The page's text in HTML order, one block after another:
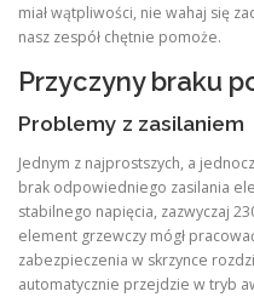
miał wątpliwości, nie wahaj się
nasz zespół chętnie pomoże.
Przyczyny braku
Problemy z zasilaniem
Jednym z najprostszych, a
brak odpowiedniego zasilania
stabilnego napięcia, zazwyczaj
element grzewczy mógł
zabezpieczenia w skrzynce
automatycznie przejdzie w tryb